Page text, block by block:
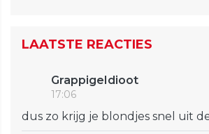
LAATSTE REACTIES
GrappigeIdioot
17:06
dus zo krijg je blondjes snel uit